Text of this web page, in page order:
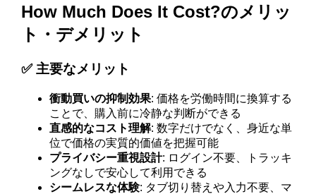
How Much Does It Cost?のメリッ
ト・デメリット
✅ 主要なメリット
衝動買いの抑制効果: 価格を労働時間に換算する
ことで、購入前に冷静な判断ができる
直感的なコスト理解: 数字だけでなく、身近な単
位で価格の実質的価値を把握可能
プライバシー重視設計: ログイン不要、トラッキ
ングなしで安心して利用できる
シームレスな体験: タブ切り替えや入力不要、マ